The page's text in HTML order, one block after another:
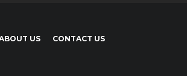
US CONTACT US